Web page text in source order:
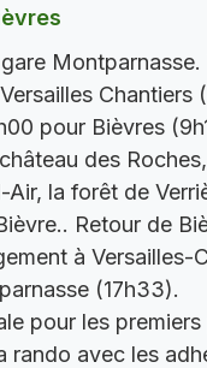
Chantiers
pour Bièvres
des
Air, la forêt de
Retour de
à Versailles-
(17h33).
pour les
rando avec les